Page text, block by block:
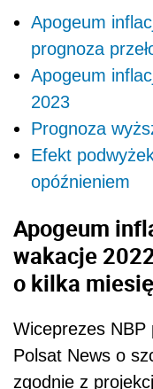
Apogeum
prognoza
Apogeum
2023
Prognoza
Efekt
opóźnieniem
Apogeum
wakacje
o kilka
Wiceprezes NBP
Polsat News o
zgodnie z